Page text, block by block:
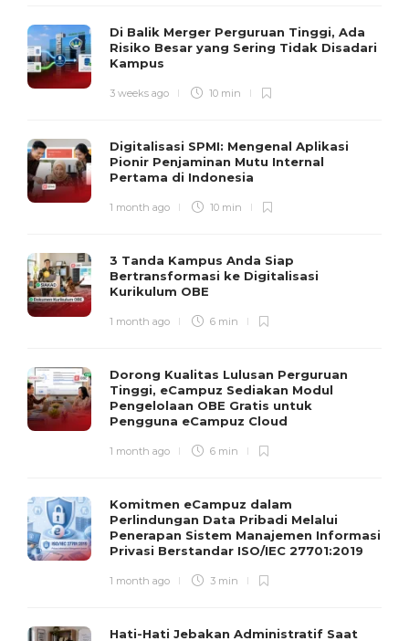
Di Balik Merger Perguruan Tinggi, Ada
Risiko Besar yang Sering Tidak Disadari
Kampus
3 weeks ago 10 min
Digitalisasi SPMI: Mengenal Aplikasi
Pionir Penjaminan Mutu Internal
Pertama di Indonesia
1 month ago 10 min
3 Tanda Kampus Anda Siap
Bertransformasi ke Digitalisasi
Kurikulum OBE
1 month ago 6 min
Dorong Kualitas Lulusan Perguruan
Tinggi, eCampuz Sediakan Modul
Pengelolaan OBE Gratis untuk
Pengguna eCampuz Cloud
1 month ago 6 min
Komitmen eCampuz dalam
Perlindungan Data Pribadi Melalui
Penerapan Sistem Manajemen Informasi
Privasi Berstandar ISO/IEC 27701:2019
1 month ago 3 min
Hati-Hati Jebakan Administratif Saat